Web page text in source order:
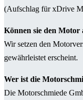
(Aufschlag für xDrive
Können sie den Motor
Wir setzen den
gewährleistet erscheint.
Wer ist die
Die Motorschmiede